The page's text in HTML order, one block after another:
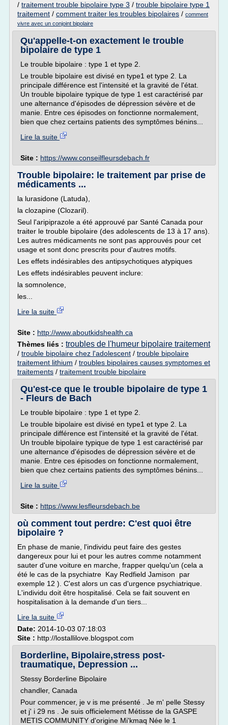
/ traitement trouble bipolaire type 3 / trouble bipolaire type 1
traitement / comment traiter les troubles bipolaires / comment
vivre avec un conjoint bipolaire
Qu'appelle-t-on exactement le trouble
bipolaire de type 1
Le trouble bipolaire : type 1 et type 2.
Le trouble bipolaire est divisé en type1 et type 2. La
principale différence est l'intensité et la gravité de l'état.
Un trouble bipolaire typique de type 1 est caractérisé par
une alternance d'épisodes de dépression sévère et de
manie. Entre ces épisodes on fonctionne normalement,
bien que chez certains patients des symptômes bénins...
Lire la suite
Site : https://www.conseilfleursdebach.fr
Trouble bipolaire: le traitement par prise de
médicaments ...
la lurasidone (Latuda),
la clozapine (Clozaril).
Seul l'aripiprazole a été approuvé par Santé Canada pour
traiter le trouble bipolaire (des adolescents de 13 à 17 ans).
Les autres médicaments ne sont pas approuvés pour cet
usage et sont donc prescrits pour d'autres motifs.
Les effets indésirables des antipsychotiques atypiques
Les effets indésirables peuvent inclure:
la somnolence,
les...
Lire la suite
Site : http://www.aboutkidshealth.ca
Thèmes liés : troubles de l'humeur bipolaire traitement
/ trouble bipolaire chez l'adolescent / trouble bipolaire
traitement lithium / troubles bipolaires causes symptomes et
traitements / traitement trouble bipolaire
Qu'est-ce que le trouble bipolaire de type 1
- Fleurs de Bach
Le trouble bipolaire : type 1 et type 2.
Le trouble bipolaire est divisé en type1 et type 2. La
principale différence est l'intensité et la gravité de l'état.
Un trouble bipolaire typique de type 1 est caractérisé par
une alternance d'épisodes de dépression sévère et de
manie. Entre ces épisodes on fonctionne normalement,
bien que chez certains patients des symptômes bénins...
Lire la suite
Site : https://www.lesfleursdebach.be
où comment tout perdre: C'est quoi être
bipolaire ?
En phase de manie, l'individu peut faire des gestes
dangereux pour lui et pour les autres comme notamment
sauter d'une voiture en marche, frapper quelqu'un (cela a
été le cas de la psychiatre Kay Redfield Jamison par
exemple 12 ). C'est alors un cas d'urgence psychiatrique.
L'individu doit être hospitalisé. Cela se fait souvent en
hospitalisation à la demande d'un tiers...
Lire la suite
Date: 2014-10-03 07:18:03
Site : http://lostallilove.blogspot.com
Borderline, Bipolaire,stress post-
traumatique, Depression ...
Stessy Borderline Bipolaire
chandler, Canada
Pour commencer, je v is me présenté . Je m' pelle Stessy
et j' i 29 ns . Je suis officielement Métisse de la GASPE
METIS COMMUNITY d'origine Mi'kmaq Née le 1